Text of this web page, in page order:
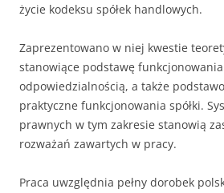
życie kodeksu spółek handlowych.
Zaprezentowano w niej kwestie
stanowiące podstawę funkcjonowania
odpowiedzialnością, a także
praktyczne funkcjonowania spółki.
prawnych w tym zakresie stanowią
rozważań zawartych w pracy.
Praca uwzględnia pełny dorobek